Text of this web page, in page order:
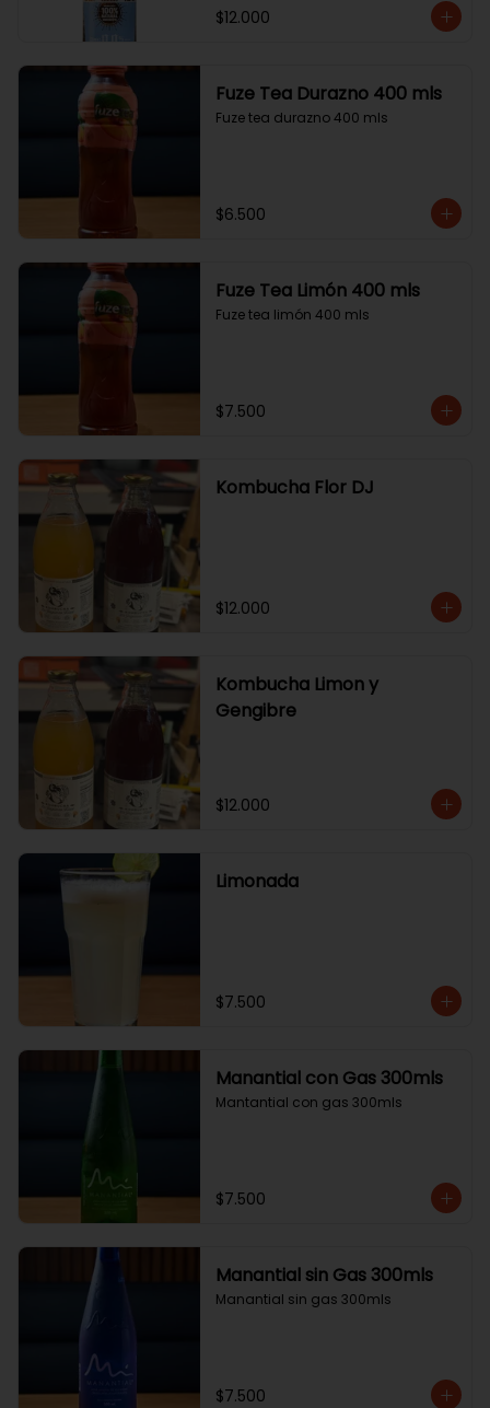
$12.000
Fuze Tea Durazno 400 mls
Fuze tea durazno 400 mls
$6.500
Fuze Tea Limón 400 mls
Fuze tea limón 400 mls
$7.500
Kombucha Flor DJ
$12.000
Kombucha Limon y
Gengibre
$12.000
Limonada
$7.500
Manantial con Gas 300mls
Mantantial con gas 300mls
$7.500
Manantial sin Gas 300mls
Manantial sin gas 300mls
$7.500